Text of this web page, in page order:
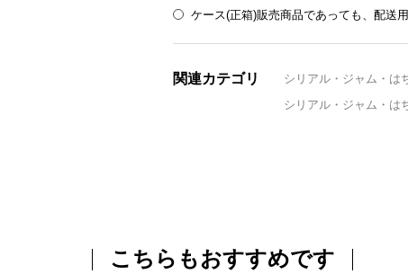
ケース(正箱)販売商品であっても、配送
関連カテゴリ
シリアル・ジャム・は
シリアル・ジャム・は
こちらもおすすめです